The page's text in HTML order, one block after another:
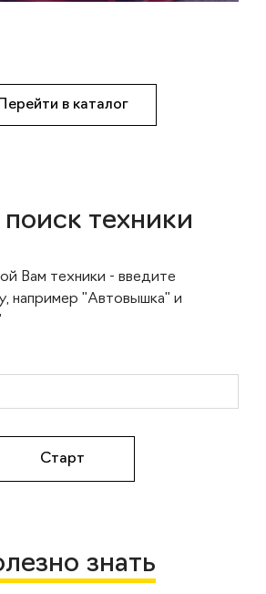
Перейти в каталог
поиск техники
Вам техники - введите
например "Автовышка" и
знать